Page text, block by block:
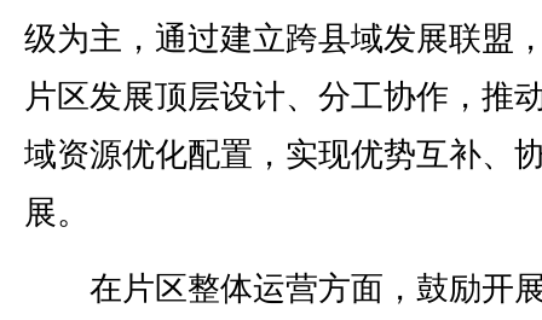
级为主，通过建立跨县域发展联盟
片区发展顶层设计、分工协作，推
域资源优化配置，实现优势互补、
展。
在片区整体运营方面，鼓励开